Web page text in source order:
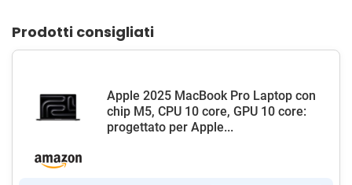
Prodotti consigliati
Apple 2025 MacBook Pro Laptop con
chip M5, CPU 10 core, GPU 10 core:
progettato per Apple...